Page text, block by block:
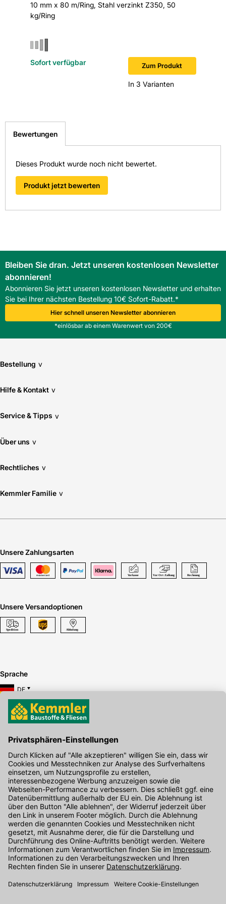
10 mm x 80 m/Ring, Stahl verzinkt Z350, 50
kg/Ring
Zum Produkt
In 3 Varianten
Sofort verfügbar
Bewertungen
Dieses Produkt wurde noch nicht bewertet.
Produkt jetzt bewerten
Bleiben Sie dran. Jetzt unseren kostenlosen Newsletter
abonnieren!
Abonnieren Sie jetzt unseren kostenlosen Newsletter und erhalten
Sie bei Ihrer nächsten Bestellung 10€ Sofort-Rabatt.*
Hier schnell unseren Newsletter abonnieren
*einlösbar ab einem Warenwert von 200€
Bestellung v
Hilfe & Kontakt v
Service & Tipps v
Über uns v
Rechtliches v
Kemmler Familie v
Unsere Zahlungsarten
Unsere Versandoptionen
Sprache
DE
Hier gibt's die kostenlose App
Kontakt
Unser Onlineshop Team ist montags bis freitags von 08:00 - 17:00
Uhr unter der Telefonnummer07071 / 151-151für Sie erreichbar.
Alternativ können Sie unser Kontaktformular nutzen.
Den Kontakt direkt in unsere Niederlassungen finden Sie